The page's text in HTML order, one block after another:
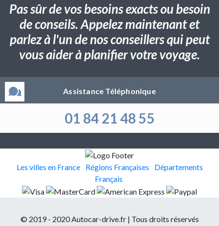
Pas sûr de vos besoins exacts ou besoin
de conseils. Appelez maintenant et
parlez à l'un de nos conseillers qui peut
vous aider à planifier votre voyage.
Assistance Téléphonique
01 84 21 48 55
Les villes en France Régions Françaises
Départements
Français
© 2019 - 2020 Autocar-drive.fr | Tous droits réservés